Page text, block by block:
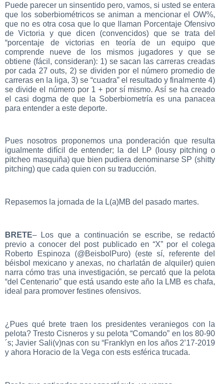
Puede parecer un sinsentido pero, vamos, si usted se entera
que los soberbiométricos se animan a mencionar el OW%,
que no es otra cosa que lo que llaman Porcentaje Ofensivo
de Victoria y que dicen (convencidos) que se trata del
“porcentaje de victorias en teoría de un equipo que
comprende nueve de los mismos jugadores y que se
obtiene (fácil, consideran): 1) se sacan las carreras creadas
por cada 27 outs, 2) se dividen por el número promedio de
carreras en la liga, 3) se “cuadra” el resultado y finalmente 4)
se divide el número por 1 + por sí mismo. Así se ha creado
el casi dogma de que la Soberbiometría es una panacea
para entender a este deporte.
Pues nosotros proponemos una ponderación que resulta
igualmente difícil de entender; la del LP (lousy pitching o
pitcheo masquiña) que bien pudiera denominarse SP (shitty
pitching) que cada quien con su traducción.
Repasemos la jornada de la L(a)MB del pasado martes.
BRETE– Los que a continuación se escribe, se redactó
previo a conocer del post publicado en “X” por el colega
Roberto Espinoza (@BeisbolPuro) (este sí, referente del
béisbol mexicano y anexas, no charlatán de alquiler) quien
narra cómo tras una investigación, se percató que la pelota
“del Centenario” que está usando este año la LMB es chafa,
ideal para promover festines ofensivos.
¿Pues qué brete traen los presidentes veraniegos con la
pelota? Tresto Cisneros y su pelota “Comando” en los 80-90
´s; Javier Sali(v)nas con su “Franklyn en los años 2’17-2019
y ahora Horacio de la Vega con ests esférica trucada.